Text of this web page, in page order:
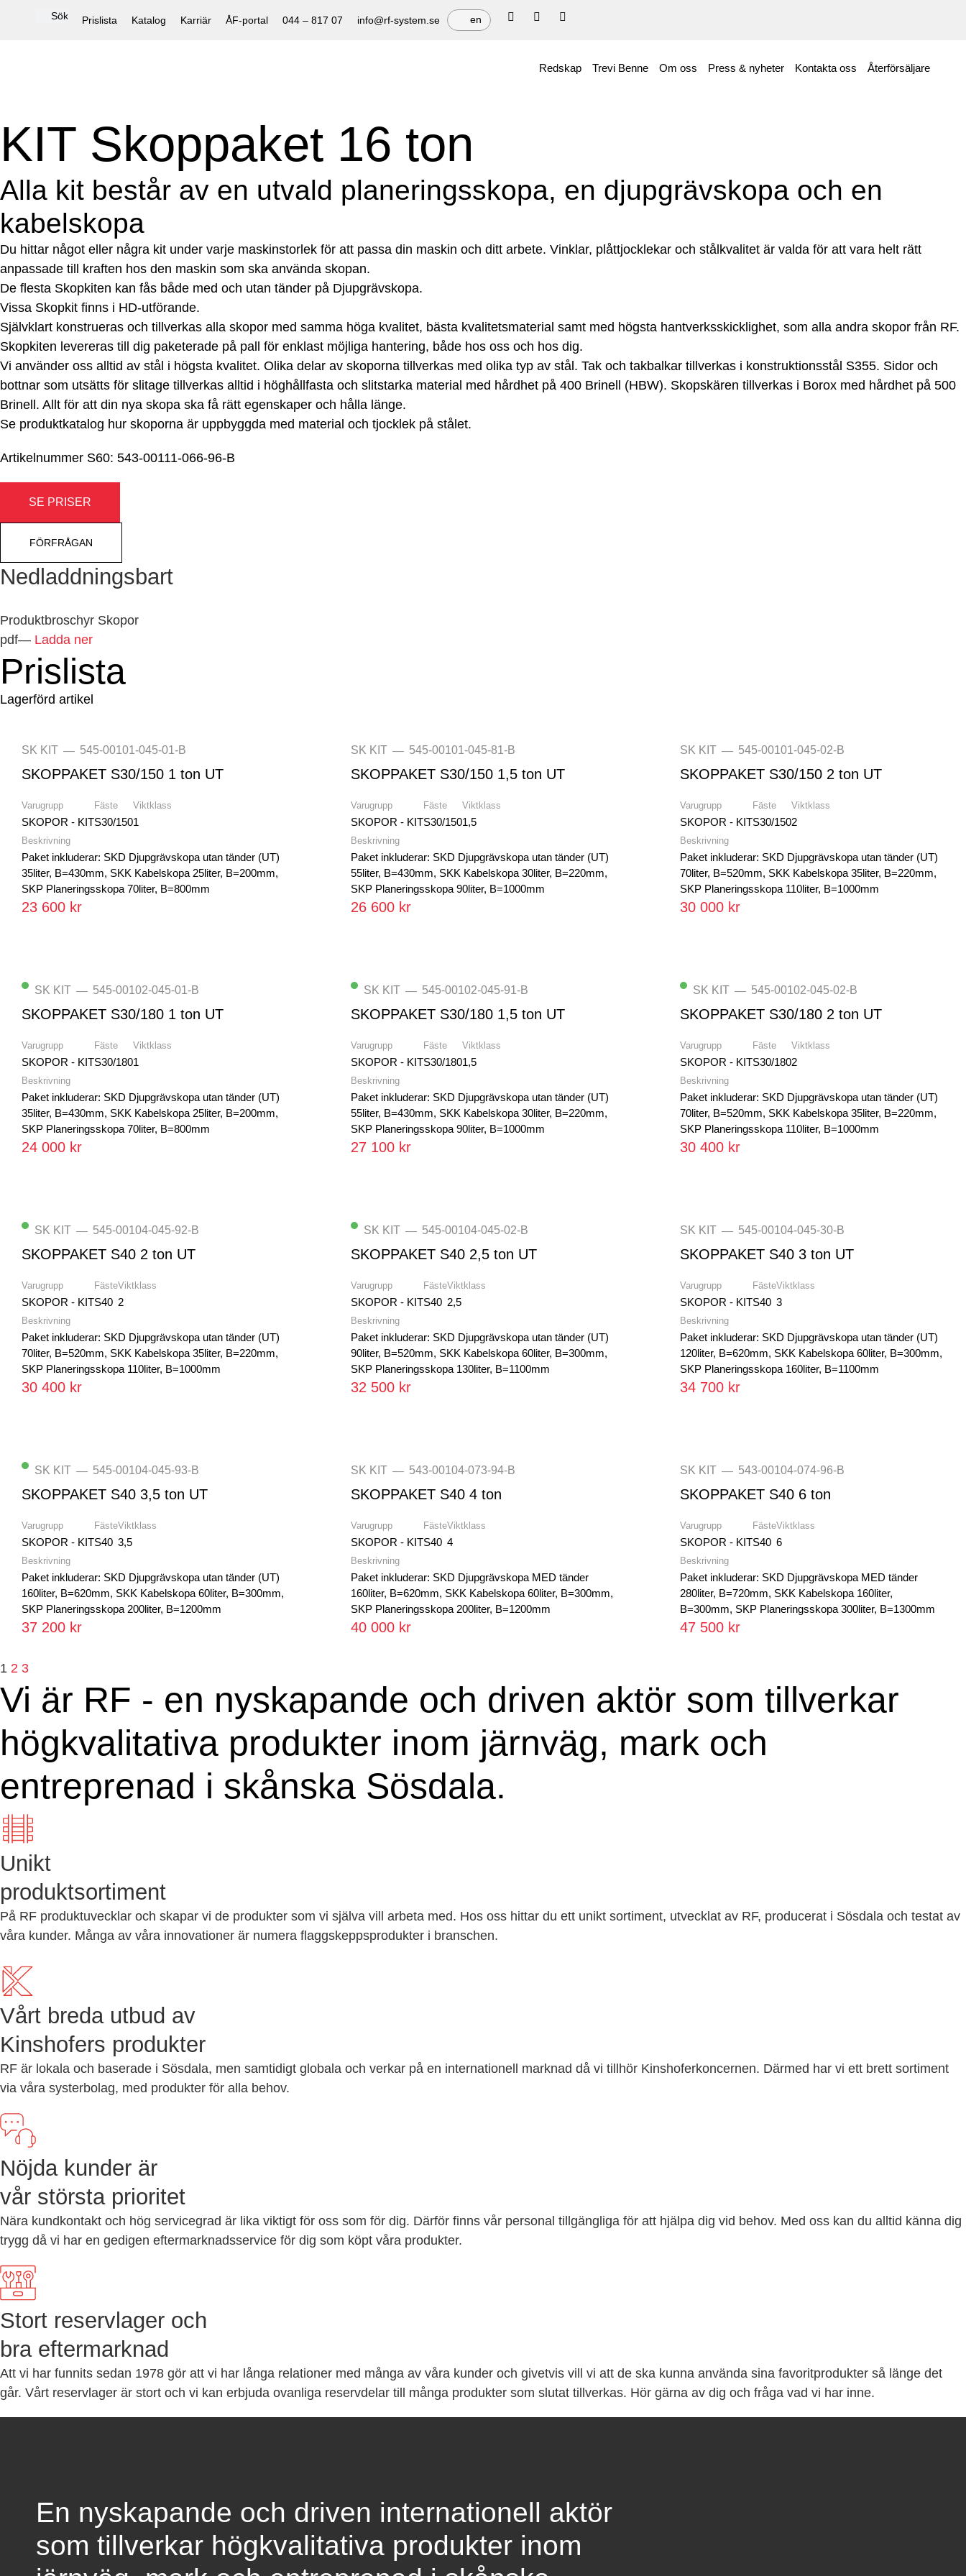
Prislista Katalog Karriär ÅF-portal 044 – 817 07 info@rf-system.se en
Redskap Trevi Benne Om oss Press & nyheter Kontakta oss Återförsäljare
KIT Skoppaket 16 ton
Alla kit består av en utvald planeringsskopa, en djupgrävskopa och en
kabelskopa
Du hittar något eller några kit under varje maskinstorlek för att passa din maskin och ditt arbete. Vinklar, plåttjocklekar och stålkvalitet är valda för att vara helt rätt
anpassade till kraften hos den maskin som ska använda skopan.
De flesta Skopkiten kan fås både med och utan tänder på Djupgrävskopa.
Vissa Skopkit finns i HD-utförande.
Självklart konstrueras och tillverkas alla skopor med samma höga kvalitet, bästa kvalitetsmaterial samt med högsta hantverksskicklighet, som alla andra skopor från RF.
Skopkiten levereras till dig paketerade på pall för enklast möjliga hantering, både hos oss och hos dig.
Vi använder oss alltid av stål i högsta kvalitet. Olika delar av skoporna tillverkas med olika typ av stål. Tak och takbalkar tillverkas i konstruktionsstål S355. Sidor och
bottnar som utsätts för slitage tillverkas alltid i höghållfasta och slitstarka material med hårdhet på 400 Brinell (HBW). Skopskären tillverkas i Borox med hårdhet på 500
Brinell. Allt för att din nya skopa ska få rätt egenskaper och hålla länge.
Se produktkatalog hur skoporna är uppbyggda med material och tjocklek på stålet.
Artikelnummer S60: 543-00111-066-96-B
SE PRISER
FÖRFRÅGAN
Nedladdningsbart
Produktbroschyr Skopor
pdf— Ladda ner
Prislista
Lagerförd artikel
SK KIT — 545-00101-045-01-B
SKOPPAKET S30/150 1 ton UT
Varugrupp
SKOPOR - KIT
Fäste
S30/150
Viktklass
1
Beskrivning
Paket inkluderar: SKD Djupgrävskopa utan tänder (UT)
35liter, B=430mm, SKK Kabelskopa 25liter, B=200mm,
SKP Planeringsskopa 70liter, B=800mm
23 600 kr
SK KIT — 545-00101-045-81-B
SKOPPAKET S30/150 1,5 ton UT
Varugrupp
SKOPOR - KIT
Fäste
S30/150
Viktklass
1,5
Beskrivning
Paket inkluderar: SKD Djupgrävskopa utan tänder (UT)
55liter, B=430mm, SKK Kabelskopa 30liter, B=220mm,
SKP Planeringsskopa 90liter, B=1000mm
26 600 kr
SK KIT — 545-00101-045-02-B
SKOPPAKET S30/150 2 ton UT
Varugrupp
SKOPOR - KIT
Fäste
S30/150
Viktklass
2
Beskrivning
Paket inkluderar: SKD Djupgrävskopa utan tänder (UT)
70liter, B=520mm, SKK Kabelskopa 35liter, B=220mm,
SKP Planeringsskopa 110liter, B=1000mm
30 000 kr
SK KIT — 545-00102-045-01-B
SKOPPAKET S30/180 1 ton UT
Varugrupp
SKOPOR - KIT
Fäste
S30/180
Viktklass
1
Beskrivning
Paket inkluderar: SKD Djupgrävskopa utan tänder (UT)
35liter, B=430mm, SKK Kabelskopa 25liter, B=200mm,
SKP Planeringsskopa 70liter, B=800mm
24 000 kr
SK KIT — 545-00102-045-91-B
SKOPPAKET S30/180 1,5 ton UT
Varugrupp
SKOPOR - KIT
Fäste
S30/180
Viktklass
1,5
Beskrivning
Paket inkluderar: SKD Djupgrävskopa utan tänder (UT)
55liter, B=430mm, SKK Kabelskopa 30liter, B=220mm,
SKP Planeringsskopa 90liter, B=1000mm
27 100 kr
SK KIT — 545-00102-045-02-B
SKOPPAKET S30/180 2 ton UT
Varugrupp
SKOPOR - KIT
Fäste
S30/180
Viktklass
2
Beskrivning
Paket inkluderar: SKD Djupgrävskopa utan tänder (UT)
70liter, B=520mm, SKK Kabelskopa 35liter, B=220mm,
SKP Planeringsskopa 110liter, B=1000mm
30 400 kr
SK KIT — 545-00104-045-92-B
SKOPPAKET S40 2 ton UT
Varugrupp
SKOPOR - KIT
Fäste
S40
Viktklass
2
Beskrivning
Paket inkluderar: SKD Djupgrävskopa utan tänder (UT)
70liter, B=520mm, SKK Kabelskopa 35liter, B=220mm,
SKP Planeringsskopa 110liter, B=1000mm
30 400 kr
SK KIT — 545-00104-045-02-B
SKOPPAKET S40 2,5 ton UT
Varugrupp
SKOPOR - KIT
Fäste
S40
Viktklass
2,5
Beskrivning
Paket inkluderar: SKD Djupgrävskopa utan tänder (UT)
90liter, B=520mm, SKK Kabelskopa 60liter, B=300mm,
SKP Planeringsskopa 130liter, B=1100mm
32 500 kr
SK KIT — 545-00104-045-30-B
SKOPPAKET S40 3 ton UT
Varugrupp
SKOPOR - KIT
Fäste
S40
Viktklass
3
Beskrivning
Paket inkluderar: SKD Djupgrävskopa utan tänder (UT)
120liter, B=620mm, SKK Kabelskopa 60liter, B=300mm,
SKP Planeringsskopa 160liter, B=1100mm
34 700 kr
SK KIT — 545-00104-045-93-B
SKOPPAKET S40 3,5 ton UT
Varugrupp
SKOPOR - KIT
Fäste
S40
Viktklass
3,5
Beskrivning
Paket inkluderar: SKD Djupgrävskopa utan tänder (UT)
160liter, B=620mm, SKK Kabelskopa 60liter, B=300mm,
SKP Planeringsskopa 200liter, B=1200mm
37 200 kr
SK KIT — 543-00104-073-94-B
SKOPPAKET S40 4 ton
Varugrupp
SKOPOR - KIT
Fäste
S40
Viktklass
4
Beskrivning
Paket inkluderar: SKD Djupgrävskopa MED tänder
160liter, B=620mm, SKK Kabelskopa 60liter, B=300mm,
SKP Planeringsskopa 200liter, B=1200mm
40 000 kr
SK KIT — 543-00104-074-96-B
SKOPPAKET S40 6 ton
Varugrupp
SKOPOR - KIT
Fäste
S40
Viktklass
6
Beskrivning
Paket inkluderar: SKD Djupgrävskopa MED tänder
280liter, B=720mm, SKK Kabelskopa 160liter,
B=300mm, SKP Planeringsskopa 300liter, B=1300mm
47 500 kr
1 2 3
Vi är RF - en nyskapande och driven aktör som tillverkar
högkvalitativa produkter inom järnväg, mark och
entreprenad i skånska Sösdala.
Unikt
produktsortiment
På RF produktuvecklar och skapar vi de produkter som vi själva vill arbeta med. Hos oss hittar du ett unikt sortiment, utvecklat av RF, producerat i Sösdala och testat av
våra kunder. Många av våra innovationer är numera flaggskeppsprodukter i branschen.
Vårt breda utbud av
Kinshofers produkter
RF är lokala och baserade i Sösdala, men samtidigt globala och verkar på en internationell marknad då vi tillhör Kinshoferkoncernen. Därmed har vi ett brett sortiment
via våra systerbolag, med produkter för alla behov.
Nöjda kunder är
vår största prioritet
Nära kundkontakt och hög servicegrad är lika viktigt för oss som för dig. Därför finns vår personal tillgängliga för att hjälpa dig vid behov. Med oss kan du alltid känna dig
trygg då vi har en gedigen eftermarknadsservice för dig som köpt våra produkter.
Stort reservlager och
bra eftermarknad
Att vi har funnits sedan 1978 gör att vi har långa relationer med många av våra kunder och givetvis vill vi att de ska kunna använda sina favoritprodukter så länge det
går. Vårt reservlager är stort och vi kan erbjuda ovanliga reservdelar till många produkter som slutat tillverkas. Hör gärna av dig och fråga vad vi har inne.
En nyskapande och driven internationell aktör
som tillverkar högkvalitativa produkter inom